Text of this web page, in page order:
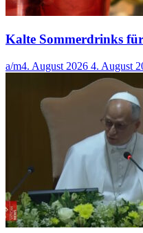
Kalte Sommerdrinks
a/m4. August 2026 4. August